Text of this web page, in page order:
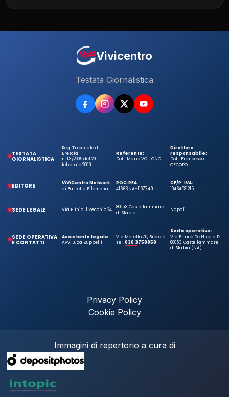
Vivicentro
Testata Giornalistica
TESTATA
GIORNALISTICA
Reg. Tribunale di
Brescia
n. 13/2009 del 20
febbraio 2009
Referente:
Dott. Mario VOLLONO
Direttore
responsabile:
Dott. Francesco
CECORO
EDITORE
ViViCentro Network
di Barretta Filomena
ROC:
41663
REA:
NA-1107749
CF/P. IVA:
10464981215
SEDE LEGALE Via Plinio Il Vecchio 24
80053 Castellammare
di Stabia
Napoli
SEDE OPERATIVA
E CONTATTI
Assistente legale:
Avv. Luca Zuppelli
Via Moretto 70, Brescia
Tel.030 3758858
Sede operativa:
Via Enrico De Nicola 12
80053 Castellammare
di Stabia (NA)
Privacy Policy
Cookie Policy
Immagini di repertorio a cura di